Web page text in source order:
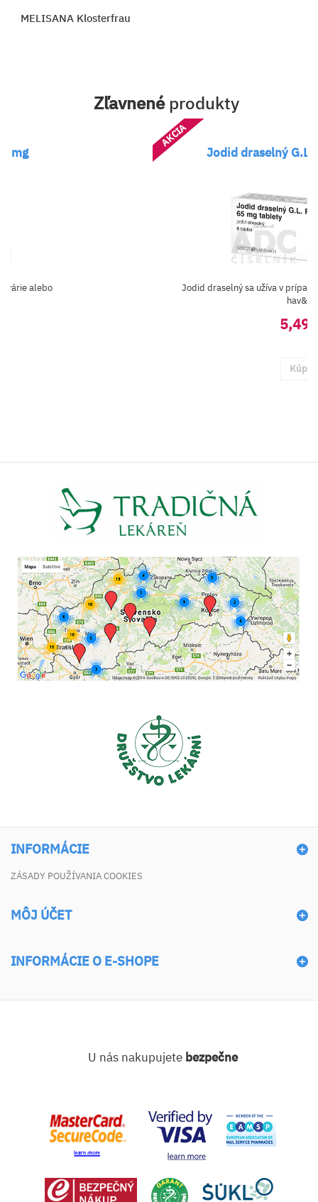
MELISANA Klosterfrau
Zľavnenéprodukty
mg
alebo
Jodid draselný G.L.
AKCIA
Jodid draselný sa užíva v
hav&...
5,49
Kúpiť
INFORMÁCIE
ZÁSADY POUŽÍVANIA COOKIES
MÔJ ÚČET
INFORMÁCIE O E-SHOPE
U nás nakupujete bezpečne